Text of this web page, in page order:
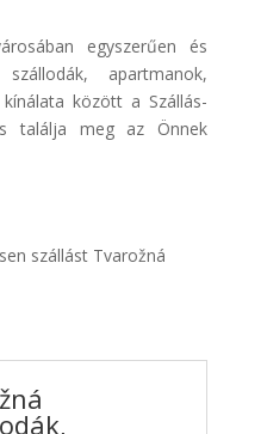
egyszerűen és
apartmanok,
között a Szállás-
találja meg az Önnek
szállást Tvarožná